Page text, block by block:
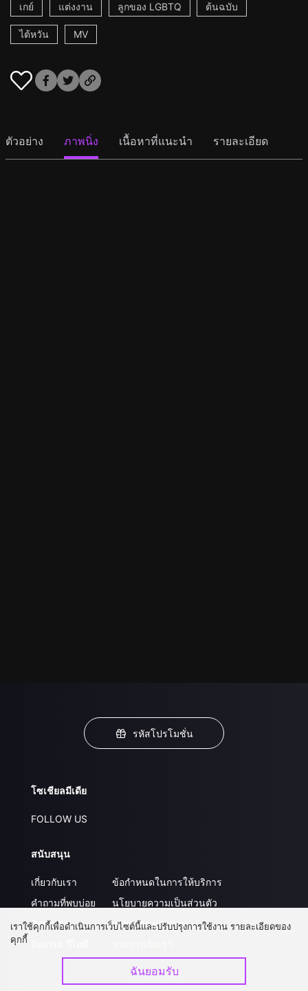
เกย์
แต่งงาน ลูกของ LGBTQ ต้นฉบับ
ไต้หวัน MV
ตัวอย่าง ภาพนิ่ง เนื้อหาที่แนะนำ รายละเอียด
รหัสโปรโมชั่น
โซเชียลมีเดีย
FOLLOW US
สนับสนุน
เกี่ยวกับเรา
คำถามที่พบบ่อย
ติดต่อเรา
ข้อกำหนดในการให้บริการ
นโยบายความเป็นส่วนตัว
ส่งผลงานของคุณ
เราใช้คุกกี้เพื่อดำเนินการเว็บไซต์นี้และปรับปรุงการใช้งาน รายละเอียดของ
คุกกี้
ฉันยอมรับ